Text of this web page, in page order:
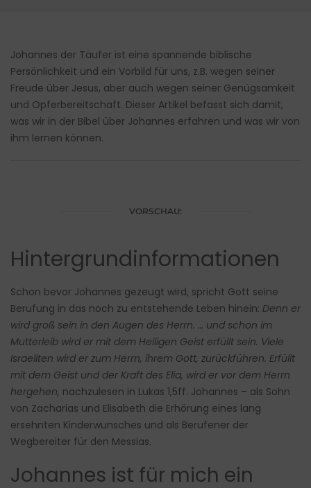
Johannes der Täufer ist eine spannende biblische
Persönlichkeit und ein Vorbild für uns, z.B. wegen seiner
Freude über Jesus, aber auch wegen seiner Genügsamkeit
und Opferbereitschaft. Dieser Artikel befasst sich damit,
was wir in der Bibel über Johannes erfahren und was wir von
ihm lernen können.
VORSCHAU:
Hintergrundinformationen
Schon bevor Johannes gezeugt wird, spricht Gott seine
Berufung in das noch zu entstehende Leben hinein: Denn er
wird groß sein in den Augen des Herrn. … und schon im
Mutterleib wird er mit dem Heiligen Geist erfüllt sein. Viele
Israeliten wird er zum Herrn, ihrem Gott, zurückführen. Erfüllt
mit dem Geist und der Kraft des Elia, wird er vor dem Herrn
hergehen, nachzulesen in Lukas 1,5ff. Johannes – als Sohn
von Zacharias und Elisabeth die Erhörung eines lang
ersehnten Kinderwunsches und als Berufener der
Wegbereiter für den Messias.
Johannes ist für mich ein